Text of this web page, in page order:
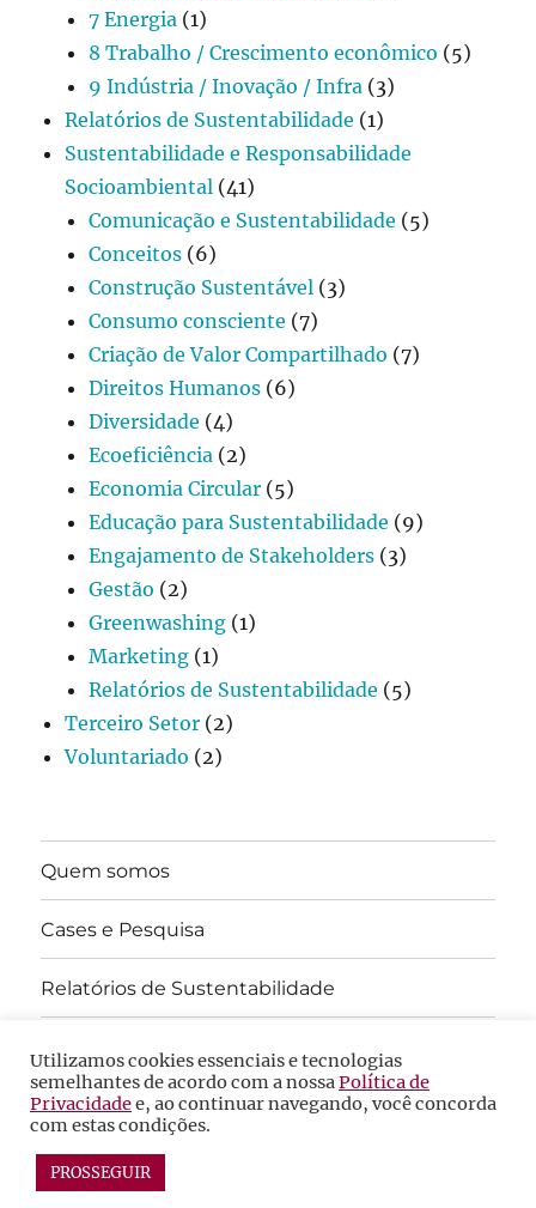
7 Energia (1)
8 Trabalho / Crescimento econômico (5)
9 Indústria / Inovação / Infra (3)
Relatórios de Sustentabilidade (1)
Sustentabilidade e Responsabilidade
Socioambiental (41)
Comunicação e Sustentabilidade (5)
Conceitos (6)
Construção Sustentável (3)
Consumo consciente (7)
Criação de Valor Compartilhado (7)
Direitos Humanos (6)
Diversidade (4)
Ecoeficiência (2)
Economia Circular (5)
Educação para Sustentabilidade (9)
Engajamento de Stakeholders (3)
Gestão (2)
Greenwashing (1)
Marketing (1)
Relatórios de Sustentabilidade (5)
Terceiro Setor (2)
Voluntariado (2)
Quem somos
Cases e Pesquisa
Relatórios de Sustentabilidade
Fale Conosco
CEDS Proudly powered by WordPress
Utilizamos cookies essenciais e tecnologias
semelhantes de acordo com a nossaPolítica de
Privacidadee, ao continuar navegando, você concorda
com estas condições.
PROSSEGUIR